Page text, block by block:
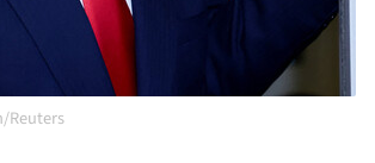
Reuters